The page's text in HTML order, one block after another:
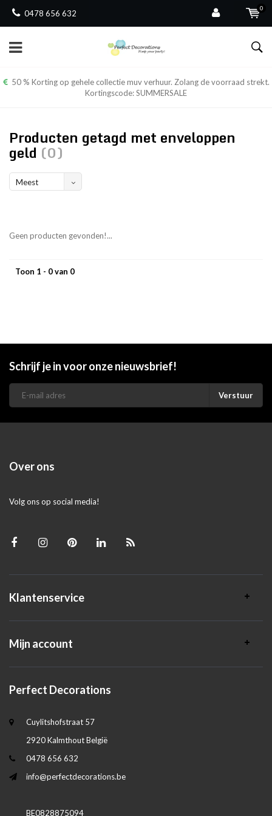
0478 656 632
0
50 % Korting op gehele collectie muv verhuur. Zolang de voorraad strekt.
Kortingscode: SUMMERSALE
Producten getagd met enveloppen
geld (0)
Meest
Geen producten gevonden!...
Toon 1 - 0 van 0
Schrijf je in voor onze nieuwsbrief!
Verstuur
Over ons
Volg ons op social media!
Klantenservice
Mijn account
Perfect Decorations
Cuylitshofstraat 57
2920 Kalmthout België
0478 656 632
info@perfectdecorations.be
BE0828875094